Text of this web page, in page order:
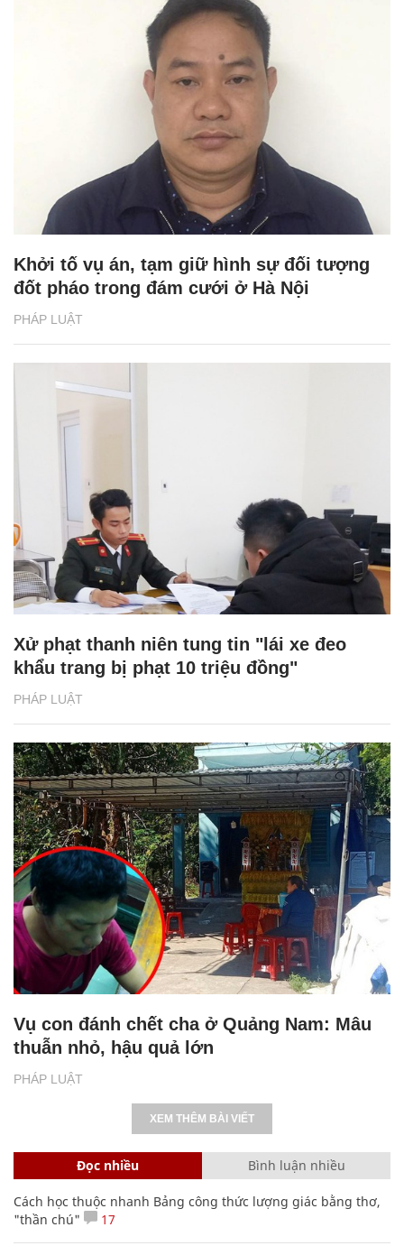
PHÁP LUẬT
Khởi tố vụ án, tạm giữ hình sự đối tượng
đốt pháo trong đám cưới ở Hà Nội
PHÁP LUẬT
Xử phạt thanh niên tung tin "lái xe đeo
khẩu trang bị phạt 10 triệu đồng"
PHÁP LUẬT
Vụ con đánh chết cha ở Quảng Nam: Mâu
thuẫn nhỏ, hậu quả lớn
XEM THÊM BÀI VIẾT
Đọc nhiều Bình luận nhiều
Cách học thuộc nhanh Bảng công thức lượng giác bằng thơ,
"thần chú"
17